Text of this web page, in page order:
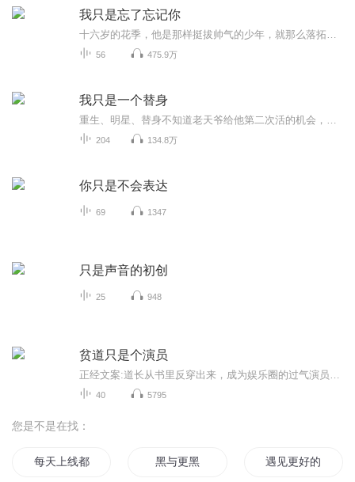
我只是忘了忘记你
56 475.9万
我只是一个替身
204 134.8万
你只是不会表达
69 1347
只是声音的初创
25 948
贫道只是个演员
40 5795
您是不是在找：
每天上线都在更新 黑与更黑 遇见更好的你